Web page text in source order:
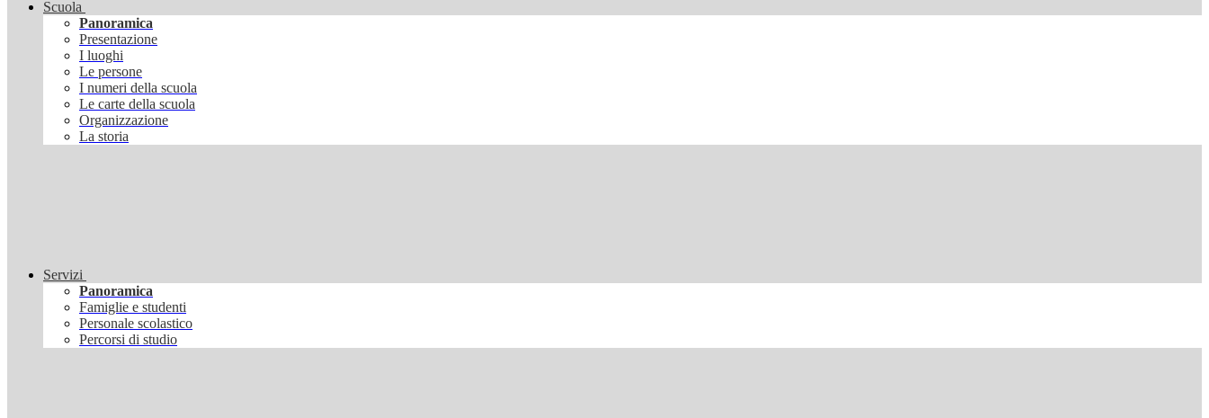
Scuola
Panoramica
Presentazione
I luoghi
Le persone
I numeri della scuola
Le carte della scuola
Organizzazione
La storia
Servizi
Panoramica
Famiglie e studenti
Personale scolastico
Percorsi di studio